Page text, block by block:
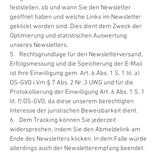
feststellen, ob und wann Sie den Newsletter
geöffnet haben und welche Links im Newsletter
geklickt worden sind. Dies dient dem Zweck der
Optimierung und statistischen Auswertung
unseres Newsletters.
5. Rechtsgrundlage für den Newsletterversand,
Erfolgsmessung und die Speicherung der E-Mail
ist Ihre Einwilligung gem. Art. 6 Abs. 1 S. 1 lit. a)
DS-GVO i.V.m § 7 Abs. 2 Nr. 3 UWG und für die
Protokollierung der Einwilligung Art. 6 Abs. 1 S. 1
lit. f) DS-GVO, da diese unserem berechtigten
Interesse der juristischen Beweisbarkeit dient.
6. Dem Tracking können Sie jederzeit
widersprechen, indem Sie den Abmeldelink am
Ende des Newsletters klicken. In dem Falle würde
allerdings auch der Newsletterempfang beendet.